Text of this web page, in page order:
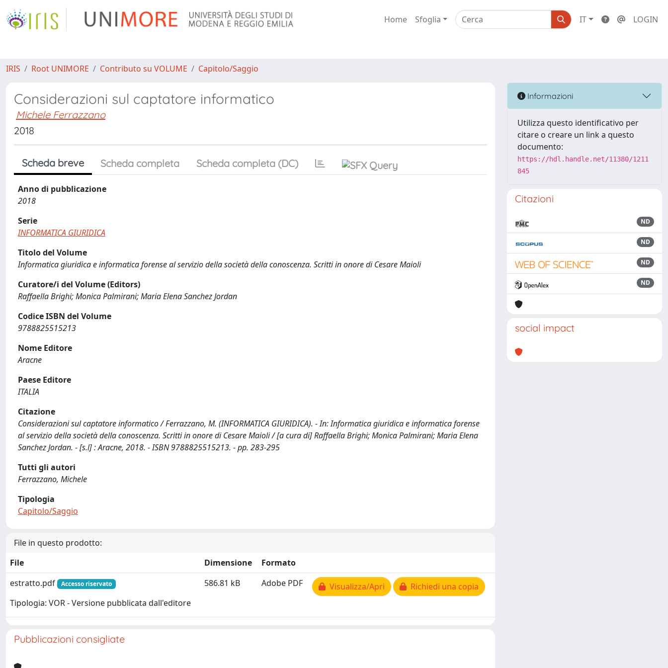
Home Sfoglia IT LOGIN
IRIS Root UNIMORE Contributo su VOLUME Capitolo/Saggio
Considerazioni sul captatore informatico
Michele Ferrazzano
2018
Scheda breve Scheda completa Scheda completa (DC)
Anno di pubblicazione
2018
Serie
INFORMATICA GIURIDICA
Titolo del Volume
Informatica giuridica e informatica forense al servizio della società della conoscenza. Scritti in onore di Cesare Maioli
Curatore/i del Volume (Editors)
Raffaella Brighi; Monica Palmirani; Maria Elena Sanchez Jordan
Codice ISBN del Volume
9788825515213
Nome Editore
Aracne
Paese Editore
ITALIA
Citazione
Considerazioni sul captatore informatico / Ferrazzano, M. (INFORMATICA GIURIDICA). - In: Informatica giuridica e informatica forense
al servizio della società della conoscenza. Scritti in onore di Cesare Maioli / [a cura di] Raffaella Brighi; Monica Palmirani; Maria Elena
Sanchez Jordan. - [s.l] : Aracne, 2018. - ISBN 9788825515213. - pp. 283-295
Tutti gli autori
Ferrazzano, Michele
Tipologia
Capitolo/Saggio
File in questo prodotto:
File
Dimensione
Formato
estratto.pdf
Accesso riservato
Tipologia: VOR - Versione pubblicata dall'editore
586.81 kB Adobe PDF Visualizza/Apri Richiedi una copia
Pubblicazioni consigliate
Informazioni
Utilizza questo identificativo per
citare o creare un link a questo
documento:
https://hdl.handle.net/11380/1211
845
Citazioni
ND
ND
ND
ND
social impact